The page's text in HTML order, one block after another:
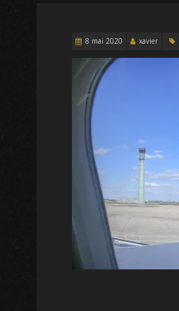
8 mai 2020 xavier